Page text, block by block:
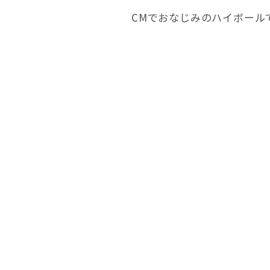
CMでおなじみのハイボール